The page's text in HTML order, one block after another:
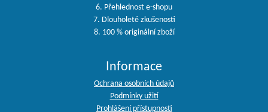
6. Přehlednost e-shopu
7. Dlouholeté zkušenosti
8. 100 % originální zboží
Informace
Ochrana osobních údajů
Podmínky užití
Prohlášení přístupnosti